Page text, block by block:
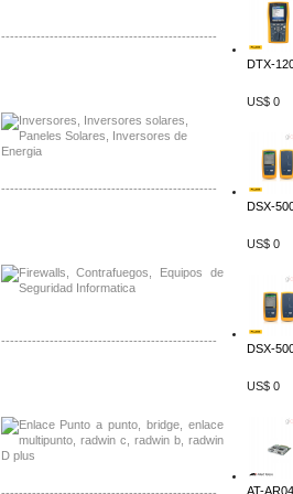
-------------------------------------------------
-------------------------------------------------
-------------------------------------------------
DTX-
US$ 0
DSX-
US$ 0
DSX-
US$ 0
AT-